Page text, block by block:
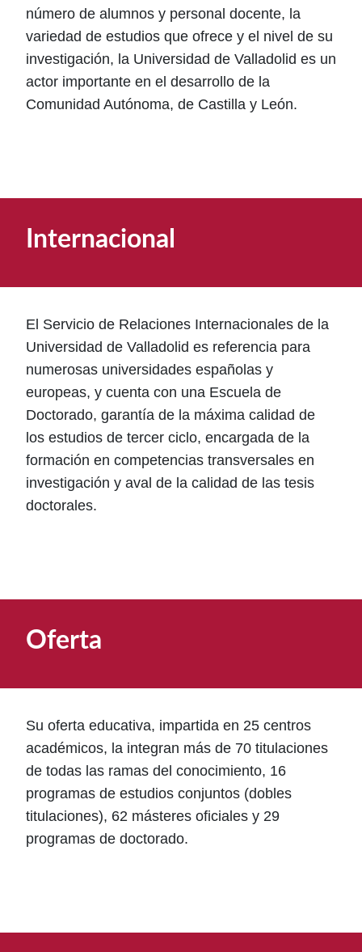
número de alumnos y personal docente, la
variedad de estudios que ofrece y el nivel de su
investigación, la Universidad de Valladolid es un
actor importante en el desarrollo de la
Comunidad Autónoma, de Castilla y León.
Internacional
El Servicio de Relaciones Internacionales de la
Universidad de Valladolid es referencia para
numerosas universidades españolas y
europeas, y cuenta con una Escuela de
Doctorado, garantía de la máxima calidad de
los estudios de tercer ciclo, encargada de la
formación en competencias transversales en
investigación y aval de la calidad de las tesis
doctorales.
Oferta
Su oferta educativa, impartida en 25 centros
académicos, la integran más de 70 titulaciones
de todas las ramas del conocimiento, 16
programas de estudios conjuntos (dobles
titulaciones), 62 másteres oficiales y 29
programas de doctorado.